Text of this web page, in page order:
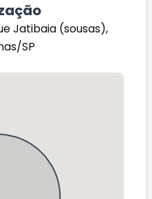
Jatibaia (sousas),
SP